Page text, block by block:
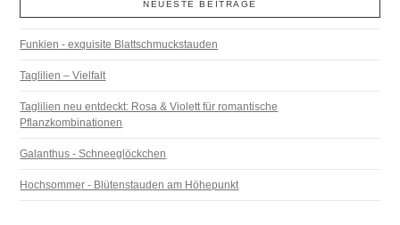
NEUESTE BEITRÄGE
Funkien - exquisite Blattschmuckstauden
Taglilien – Vielfalt
Taglilien neu entdeckt: Rosa & Violett für romantische
Pflanzkombinationen
Galanthus - Schneeglöckchen
Hochsommer - Blütenstauden am Höhepunkt